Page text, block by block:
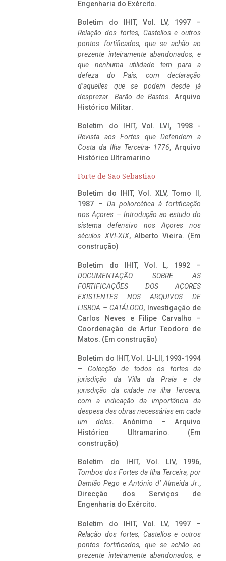
Engenharia do Exército.
Boletim do IHIT, Vol. LV, 1997 –
Relação dos fortes, Castellos e outros
pontos fortificados, que se achão ao
prezente inteiramente abandonados, e
que nenhuma utilidade tem para a
defeza do Pais, com declaração
d’aquelles que se podem desde já
desprezar. Barão de Bastos. Arquivo
Histórico Militar.
Boletim do IHIT, Vol. LVI, 1998 -
Revista aos Fortes que Defendem a
Costa da Ilha Terceira- 1776, Arquivo
Histórico Ultramarino
Forte de São Sebastião
Boletim do IHIT, Vol. XLV, Tomo II,
1987 – Da poliorcética à fortificação
nos Açores – Introdução ao estudo do
sistema defensivo nos Açores nos
séculos XVI-XIX, Alberto Vieira. (Em
construção)
Boletim do IHIT, Vol. L, 1992 –
DOCUMENTAÇÃO SOBRE AS
FORTIFICAÇÕES DOS AÇORES
EXISTENTES NOS ARQUIVOS DE
LISBOA – CATÁLOGO, Investigação de
Carlos Neves e Filipe Carvalho –
Coordenação de Artur Teodoro de
Matos. (Em construção)
Boletim do IHIT, Vol. LI-LII, 1993-1994
– Colecção de todos os fortes da
jurisdição da Villa da Praia e da
jurisdição da cidade na ilha Terceira,
com a indicação da importância da
despesa das obras necessárias em cada
um deles. Anónimo – Arquivo
Histórico Ultramarino. (Em
construção)
Boletim do IHIT, Vol. LIV, 1996,
Tombos dos Fortes da Ilha Terceira, por
Damião Pego e António d’ Almeida Jr.,
Direcção dos Serviços de
Engenharia do Exército.
Boletim do IHIT, Vol. LV, 1997 –
Relação dos fortes, Castellos e outros
pontos fortificados, que se achão ao
prezente inteiramente abandonados, e